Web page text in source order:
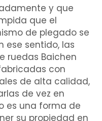
y que
que el
de plegado se
ese sentido, las
ruedas Baichen
con
de alta calidad,
de vez en
es una forma de
su propiedad en